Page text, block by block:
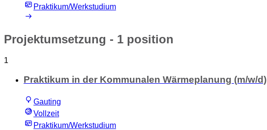
Praktikum/Werkstudium
Projektumsetzung - 1 position
1
Praktikum in der Kommunalen Wärmeplanung (m/w/d)
Gauting
Vollzeit
Praktikum/Werkstudium